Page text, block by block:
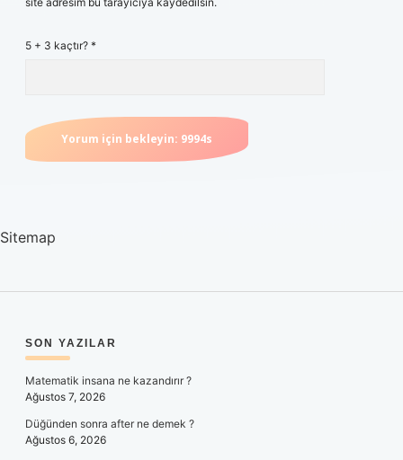
5 + 3 kaçtır? *
Sitemap
SIDEBAR
SON YAZILAR
Matematik insana ne kazandırır ?
Ağustos 7, 2026
Düğünden sonra after ne demek ?
Ağustos 6, 2026